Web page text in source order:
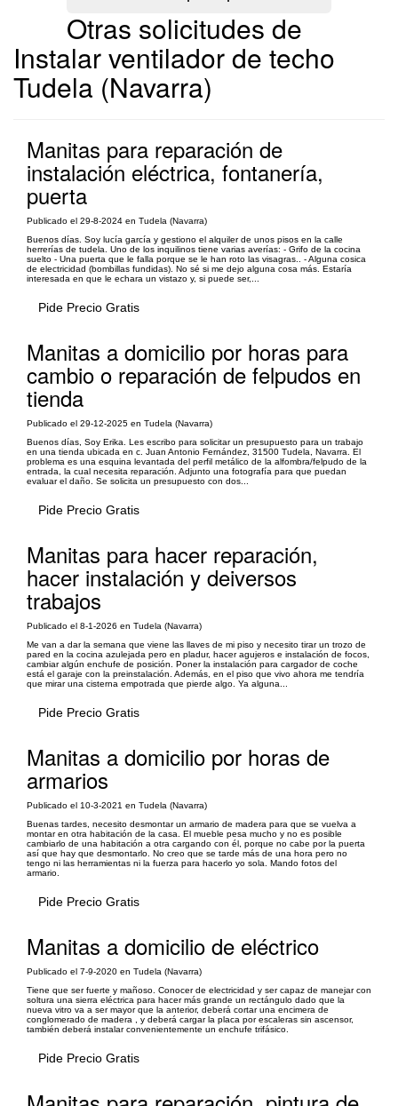
Otras solicitudes de
Instalar ventilador de techo
Tudela (Navarra)
Manitas para reparación de
instalación eléctrica, fontanería,
puerta
Publicado el 29-8-2024 en Tudela (Navarra)
Buenos días. Soy lucía garcía y gestiono el alquiler de unos pisos en la calle
herrerías de tudela. Uno de los inquilinos tiene varias averías: - Grifo de la cocina
suelto - Una puerta que le falla porque se le han roto las visagras.. - Alguna cosica
de electricidad (bombillas fundidas). No sé si me dejo alguna cosa más. Estaría
interesada en que le echara un vistazo y, si puede ser,...
Pide Precio Gratis
Manitas a domicilio por horas para
cambio o reparación de felpudos en
tienda
Publicado el 29-12-2025 en Tudela (Navarra)
Buenos días, Soy Erika. Les escribo para solicitar un presupuesto para un trabajo
en una tienda ubicada en c. Juan Antonio Fernández, 31500 Tudela, Navarra. El
problema es una esquina levantada del perfil metálico de la alfombra/felpudo de la
entrada, la cual necesita reparación. Adjunto una fotografía para que puedan
evaluar el daño. Se solicita un presupuesto con dos...
Pide Precio Gratis
Manitas para hacer reparación,
hacer instalación y deiversos
trabajos
Publicado el 8-1-2026 en Tudela (Navarra)
Me van a dar la semana que viene las llaves de mi piso y necesito tirar un trozo de
pared en la cocina azulejada pero en pladur, hacer agujeros e instalación de focos,
cambiar algún enchufe de posición. Poner la instalación para cargador de coche
está el garaje con la preinstalación. Además, en el piso que vivo ahora me tendría
que mirar una cisterna empotrada que pierde algo. Ya alguna...
Pide Precio Gratis
Manitas a domicilio por horas de
armarios
Publicado el 10-3-2021 en Tudela (Navarra)
Buenas tardes, necesito desmontar un armario de madera para que se vuelva a
montar en otra habitación de la casa. El mueble pesa mucho y no es posible
cambiarlo de una habitación a otra cargando con él, porque no cabe por la puerta
así que hay que desmontarlo. No creo que se tarde más de una hora pero no
tengo ni las herramientas ni la fuerza para hacerlo yo sola. Mando fotos del
armario.
Pide Precio Gratis
Manitas a domicilio de eléctrico
Publicado el 7-9-2020 en Tudela (Navarra)
Tiene que ser fuerte y mañoso. Conocer de electricidad y ser capaz de manejar con
soltura una sierra eléctrica para hacer más grande un rectángulo dado que la
nueva vitro va a ser mayor que la anterior, deberá cortar una encimera de
conglomerado de madera , y deberá cargar la placa por escaleras sin ascensor,
también deberá instalar convenientemente un enchufe trifásico.
Pide Precio Gratis